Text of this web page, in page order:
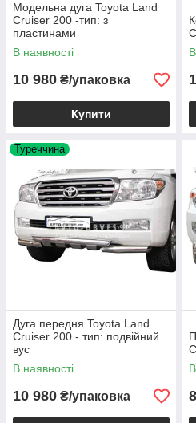
Модельна дуга Toyota Land
Cruiser 200 -тип: з
пластинами
В наявності
10 980 ₴/упаковка
Купити
Туреччина
Дуга передня Toyota Land
Cruiser 200 - тип: подвійний
вус
В наявності
10 980 ₴/упаковка